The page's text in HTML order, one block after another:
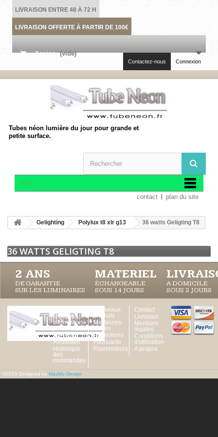
LIVRAISON ENTRE 48 À 72 H
LIVRAISON OFFERTE À PARTIR DE 100€
Panier (vide)
Connexion
Contactez-nous
Tubes néon lumière du jour pour grande et
petite surface.
Menu
contact plan du site
Gelighting Polylux t8 xlr g13 36 watts Geligting T8
36 WATTS GELIGTING T8
2 ANS
DE GARANTIE
SUR LES LUMINAIRES
MATERIEL
ÉCHANGEABLE
SOUS 14 JOURS
A DOMICILE
SOUS 2 JOURS
Compte
Informations
personnelles
Adresses
Réduction
Historique
des
commandes
Nouveaux
produits
Meilleures
ventes
Promotions
Fabricants
Fournisseurs
Contact
Livraison
Mentions
légales
Conditions
d'utilisation
A propos
©2015 Designed by MayMo Design